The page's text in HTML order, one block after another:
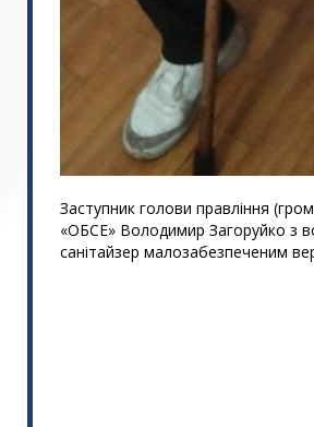
Заступник голови правління
«ОБСЕ» Володимир Загоруйко з
санітайзер малозабезпеченим